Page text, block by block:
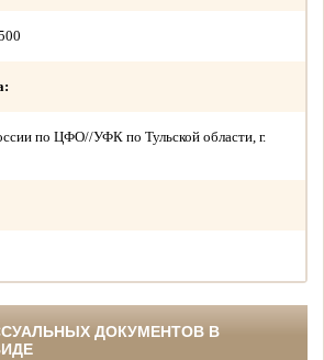
по ЦФО//УФК по Тульской области, г.
ДОКУМЕНТОВ В